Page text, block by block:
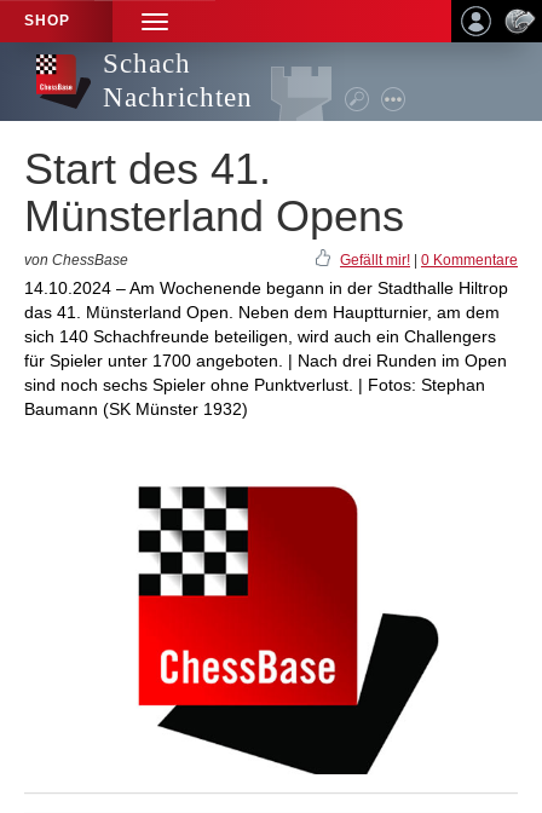
SHOP
TOGGLE
NAVIGATION
Schach
Nachrichten
Start des 41.
Münsterland Opens
von ChessBase Gefällt mir! 0 Kommentare
14.10.2024 – Am Wochenende begann in der Stadthalle Hiltrop
das 41. Münsterland Open. Neben dem Hauptturnier, am dem
sich 140 Schachfreunde beteiligen, wird auch ein Challengers
für Spieler unter 1700 angeboten. | Nach drei Runden im Open
sind noch sechs Spieler ohne Punktverlust. | Fotos: Stephan
Baumann (SK Münster 1932)